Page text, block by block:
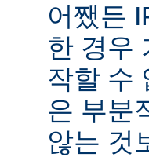
어쨌든
한 경우
작할 수
은 부분
않는 것